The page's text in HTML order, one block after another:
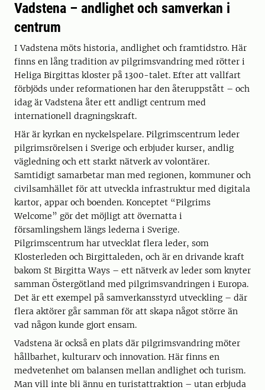
Vadstena – andlighet och samverkan i
centrum
I Vadstena möts historia, andlighet och framtidstro. Här
finns en lång tradition av pilgrimsvandring med rötter i
Heliga Birgittas kloster på 1300-talet. Efter att vallfart
förbjöds under reformationen har den återuppstått – och
idag är Vadstena åter ett andligt centrum med
internationell dragningskraft.
Här är kyrkan en nyckelspelare. Pilgrimscentrum leder
pilgrimsrörelsen i Sverige och erbjuder kurser, andlig
vägledning och ett starkt nätverk av volontärer.
Samtidigt samarbetar man med regionen, kommuner och
civilsamhället för att utveckla infrastruktur med digitala
kartor, appar och boenden. Konceptet “Pilgrims
Welcome” gör det möjligt att övernatta i
församlingshem längs lederna i Sverige.
Pilgrimscentrum har utvecklat flera leder, som
Klosterleden och Birgittaleden, och är en drivande kraft
bakom St Birgitta Ways – ett nätverk av leder som knyter
samman Östergötland med pilgrimsvandringen i Europa.
Det är ett exempel på samverkansstyrd utveckling – där
flera aktörer går samman för att skapa något större än
vad någon kunde gjort ensam.
Vadstena är också en plats där pilgrimsvandring möter
hållbarhet, kulturarv och innovation. Här finns en
medvetenhet om balansen mellan andlighet och turism.
Man vill inte bli ännu en turistattraktion – utan erbjuda